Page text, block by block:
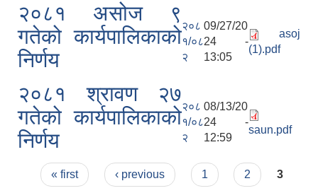
२०८१ असोज ९
गतेको कार्यपालिकाको
निर्णय
२०८
१/०८
२
09/27/20
24 -
13:05
asoj
(1).pdf
२०८१ श्रावण २७
गतेको कार्यपालिकाको
निर्णय
२०८
१/०८
२
08/13/20
24 -
12:59
saun.pdf
Pages
« first ‹ previous 1 2 3